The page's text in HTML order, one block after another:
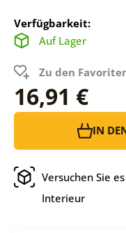
Verfügbarkeit:
Auf Lager
Zu den
16,91 €
IN
Versuchen Sie
Interieur